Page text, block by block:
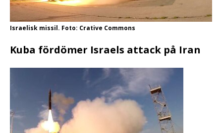
Israelisk missil. Foto: Crative Commons
Kuba fördömer Israels attack på Iran